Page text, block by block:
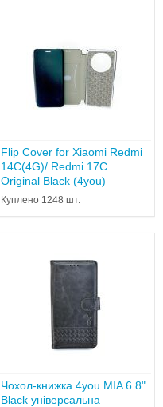
Flip Cover for Xiaomi Redmi
14C(4G)/ Redmi 17C
Original Black (4you)
Куплено 1248 шт.
Чохол-книжка 4you MIA 6.8"
Black універсальна